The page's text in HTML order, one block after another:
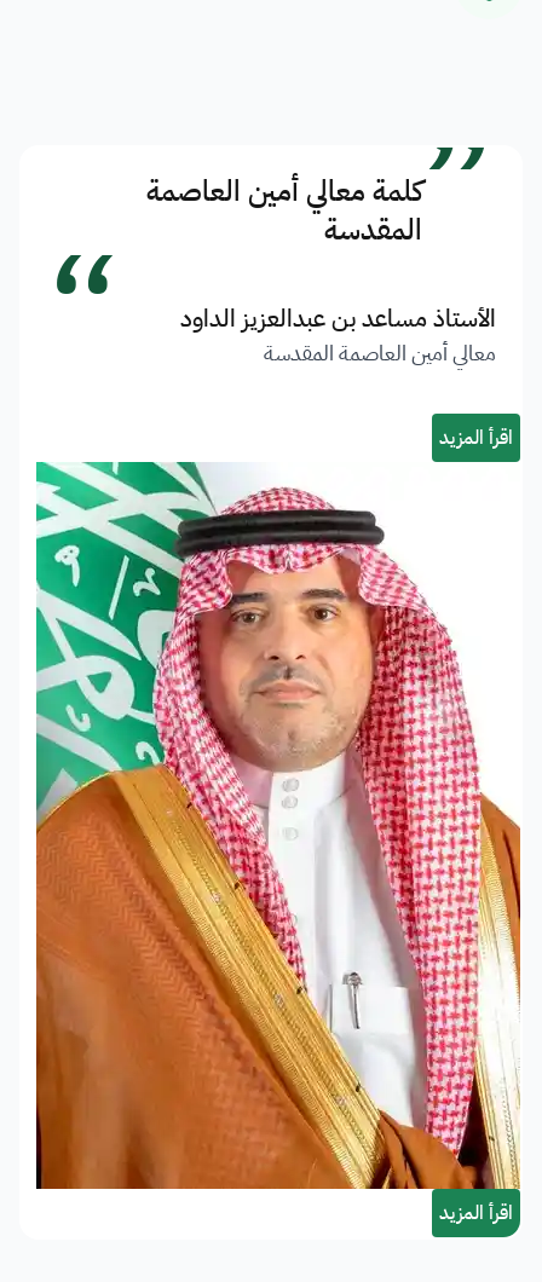
”كلمة معالي أمين العاصمة
المقدسة
الأستاذ مساعد بن عبدالعزيز الداود
معالي أمين العاصمة المقدسة “